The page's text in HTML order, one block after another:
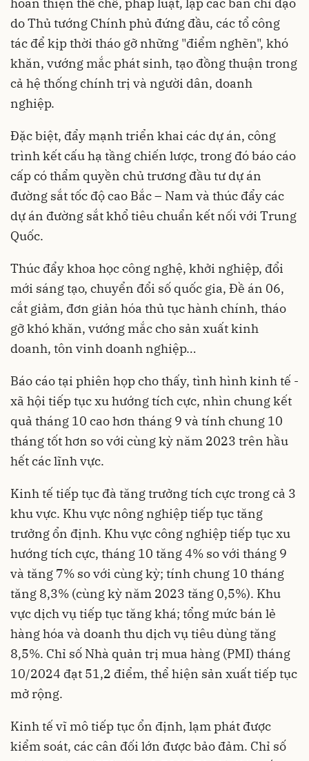
hoàn thiện thể chế, pháp luật, lập các ban chỉ đạo
do Thủ tướng Chính phủ đứng đầu, các tổ công
tác để kịp thời tháo gỡ những "điểm nghẽn", khó
khăn, vướng mắc phát sinh, tạo đồng thuận trong
cả hệ thống chính trị và người dân, doanh
nghiệp.
Đặc biệt, đẩy mạnh triển khai các dự án, công
trình kết cấu hạ tầng chiến lược, trong đó báo cáo
cấp có thẩm quyền chủ trương đầu tư dự án
đường sắt tốc độ cao Bắc – Nam và thúc đẩy các
dự án đường sắt khổ tiêu chuẩn kết nối với Trung
Quốc.
Thúc đẩy khoa học công nghệ, khởi nghiệp, đổi
mới sáng tạo, chuyển đổi số quốc gia, Đề án 06,
cắt giảm, đơn giản hóa thủ tục hành chính, tháo
gỡ khó khăn, vướng mắc cho sản xuất kinh
doanh, tôn vinh doanh nghiệp…
Báo cáo tại phiên họp cho thấy, tình hình kinh tế -
xã hội tiếp tục xu hướng tích cực, nhìn chung kết
quả tháng 10 cao hơn tháng 9 và tính chung 10
tháng tốt hơn so với cùng kỳ năm 2023 trên hầu
hết các lĩnh vực.
Kinh tế tiếp tục đà tăng trưởng tích cực trong cả 3
khu vực. Khu vực nông nghiệp tiếp tục tăng
trưởng ổn định. Khu vực công nghiệp tiếp tục xu
hướng tích cực, tháng 10 tăng 4% so với tháng 9
và tăng 7% so với cùng kỳ; tính chung 10 tháng
tăng 8,3% (cùng kỳ năm 2023 tăng 0,5%). Khu
vực dịch vụ tiếp tục tăng khá; tổng mức bán lẻ
hàng hóa và doanh thu dịch vụ tiêu dùng tăng
8,5%. Chỉ số Nhà quản trị mua hàng (PMI) tháng
10/2024 đạt 51,2 điểm, thể hiện sản xuất tiếp tục
mở rộng.
Kinh tế vĩ mô tiếp tục ổn định, lạm phát được
kiểm soát, các cân đối lớn được bảo đảm. Chỉ số